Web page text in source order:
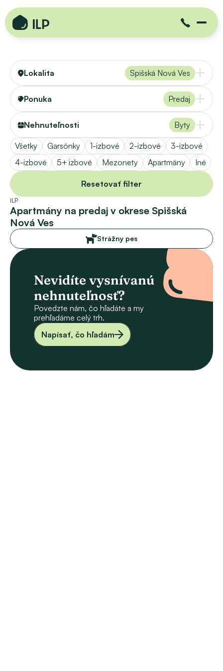
Lokalita Spišská Nová Ves
Ponuka Predaj
Nehnuteľnosti Byty
Všetky Garsónky 1-izbové 2-izbové
3-izbové
4-izbové
5+ izbové Mezonety Apartmány Iné
Resetovať filter
ILP
Apartmány na predaj v okrese Spišská
Nová Ves
Strážny pes
Nevidíte vysnívanú
nehnuteľnosť?
Povedzte nám, čo hľadáte a my
prehľadáme celý trh.
Napísať, čo hľadám